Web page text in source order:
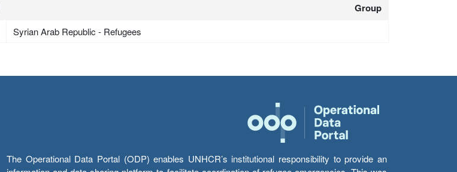
Group
Syrian Arab Republic - Refugees
The Operational Data Portal (ODP) enables UNHCR’s institutional responsibility to provide an